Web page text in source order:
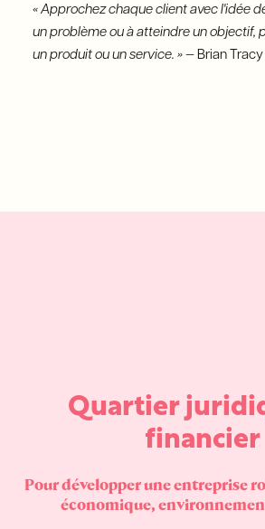
« Approchez chaque client avec l'idée
un problème ou à atteindre un objectif,
un produit ou un service. » —Brian Tracy
Quartier
financier
Pour développer une entreprise
économique,